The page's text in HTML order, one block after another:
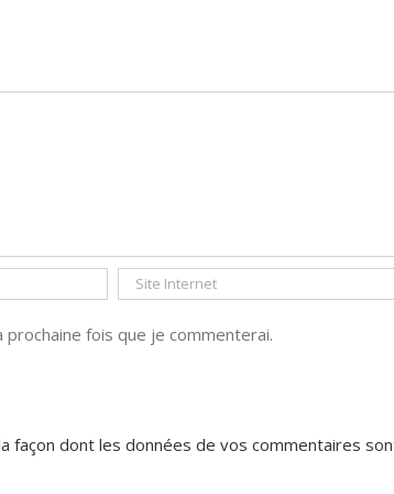
finalement pas
fois que je commenterai.
façon dont les données de vos commentaires